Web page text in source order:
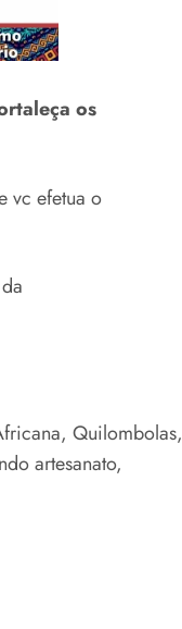
os
vc efetua o
Quilombolas,
artesanato,